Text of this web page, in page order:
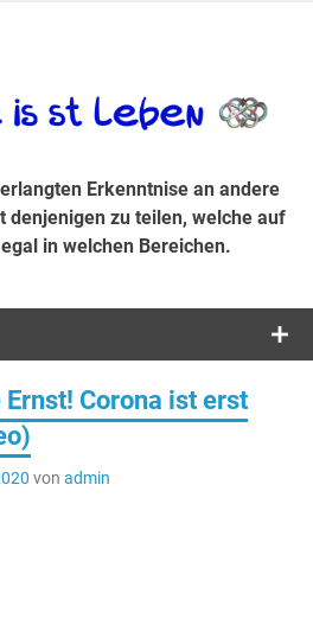
in welchen Bereichen.
Erkenntnise an andere
denjenigen zu teilen, welche auf
in welchen Bereichen.
Corona ist erst
von admin